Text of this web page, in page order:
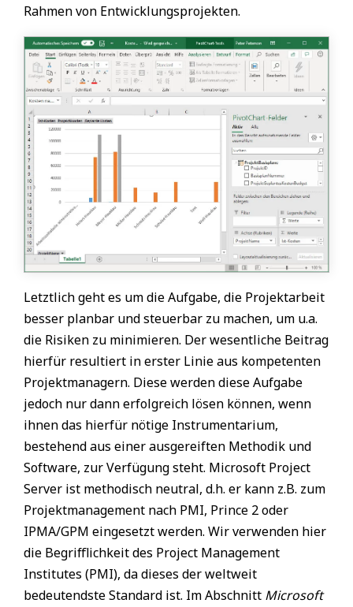
Rahmen von Entwicklungsprojekten.
Letztlich geht es um die Aufgabe, die Projektarbeit
besser planbar und steuerbar zu machen, um u.a.
die Risiken zu minimieren. Der wesentliche Beitrag
hierfür resultiert in erster Linie aus kompetenten
Projektmanagern. Diese werden diese Aufgabe
jedoch nur dann erfolgreich lösen können, wenn
ihnen das hierfür nötige Instrumentarium,
bestehend aus einer ausgereiften Methodik und
Software, zur Verfügung steht. Microsoft Project
Server ist methodisch neutral, d.h. er kann z.B. zum
Projektmanagement nach PMI, Prince 2 oder
IPMA/GPM eingesetzt werden. Wir verwenden hier
die Begrifflichkeit des Project Management
Institutes (PMI), da dieses der weltweit
bedeutendste Standard ist. Im Abschnitt Microsoft